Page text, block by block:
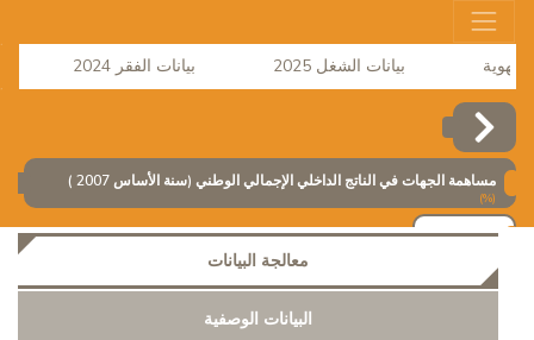
بيانات الشغل 2025 بيانات الفقر 2024
مساهمة الجهات في الناتج الداخلي الإجمالي الوطني (سنة الأساس 2007 )
(%)
معالجة البيانات
البيانات الوصفية